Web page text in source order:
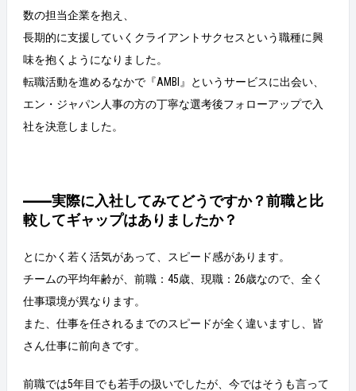
数の担当企業を抱え、
長期的に支援していくクライアントサクセスという職種に興
味を抱くようになりました。
転職活動を進めるなかで『AMBI』というサービスに出会い、
エン・ジャパン人事の方の丁寧な選考後フォローアップで入
社を決意しました。
――実際に入社してみてどうですか？前職と比
較してギャップはありましたか？
とにかく若く活気があって、スピード感があります。
チームの平均年齢が、前職：45歳、現職：26歳なので、全く
仕事環境が異なります。
また、仕事を任されるまでのスピードが全く違いますし、皆
さん仕事に前向きです。
前職では5年目でも若手の扱いでしたが、今ではそうも言って